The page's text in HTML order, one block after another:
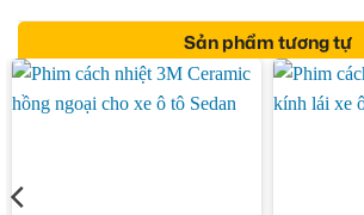
Sản phẩm tương tự